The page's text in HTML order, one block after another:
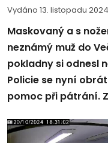
Vydáno 13. listopadu 2024
Maskovaný a s
neznámý muž do
pokladny si odnesl
Policie se nyní
pomoc při pátrání.